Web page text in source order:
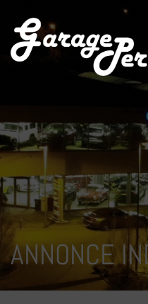
ANNONCE
Paramètres avancés des cookies